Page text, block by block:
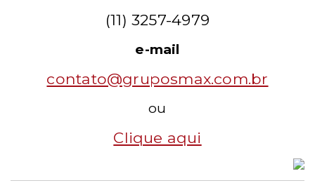
(11) 3257-4979
e-mail
contato@gruposmax.com.br
ou
Clique aqui